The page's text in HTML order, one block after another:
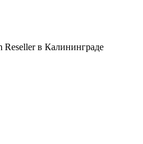
в Калининграде